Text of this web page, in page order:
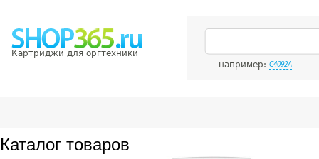
Картриджи для оргтехники
например: C4092A
Каталог товаров